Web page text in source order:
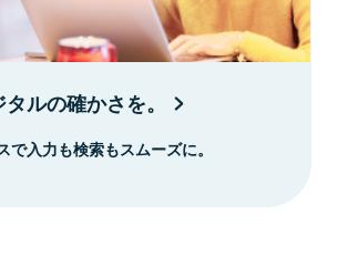
ルの確かさを。
で入力も検索もスムーズに。